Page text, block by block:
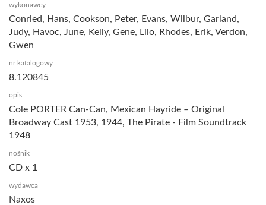
wykonawcy
Conried, Hans, Cookson, Peter, Evans, Wilbur, Garland,
Judy, Havoc, June, Kelly, Gene, Lilo, Rhodes, Erik, Verdon,
Gwen
nr katalogowy
8.120845
opis
Cole PORTER Can-Can, Mexican Hayride – Original
Broadway Cast 1953, 1944, The Pirate - Film Soundtrack
1948
nośnik
CD x 1
wydawca
Naxos